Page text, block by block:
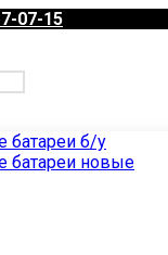
07-15
батареи б/у
батареи новые